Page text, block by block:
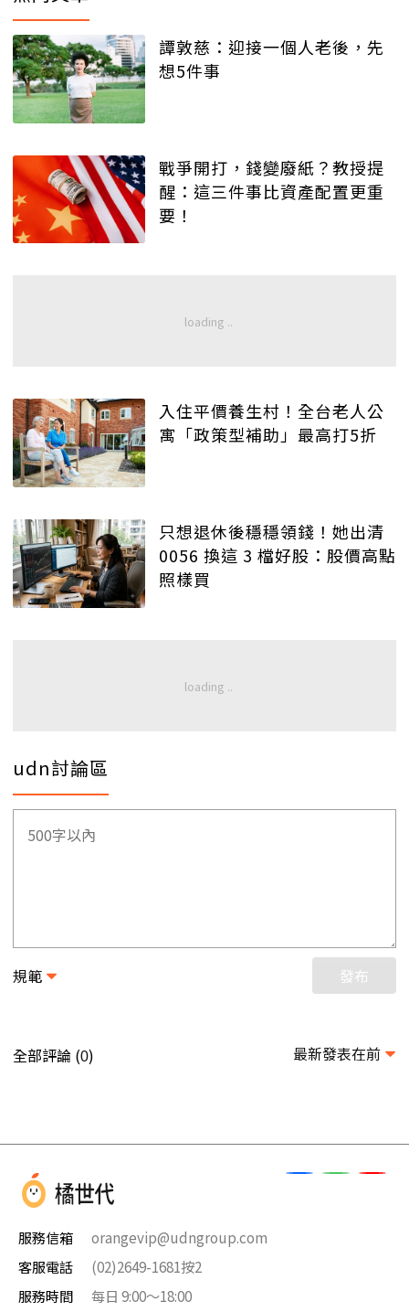
譚敦慈：迎接一個人老後，先
想5件事
戰爭開打，錢變廢紙？教授提
醒：這三件事比資產配置更重
要！
入住平價養生村！全台老人公
寓「政策型補助」最高打5折
只想退休後穩穩領錢！她出清
0056 換這 3 檔好股：股價高點
照樣買
udn討論區
規範 發布
全部評論 (0) 最新發表在前
服務信箱
orangevip@udngroup.com
客服電話
(02)2649-1681按2
服務時間
每日 9:00～18:00